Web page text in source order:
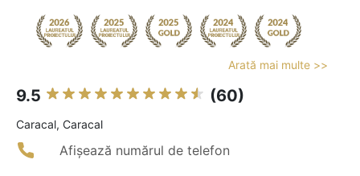
Arată mai multe >>
9.5 (60)
Caracal, Caracal
Afișează numărul de telefon